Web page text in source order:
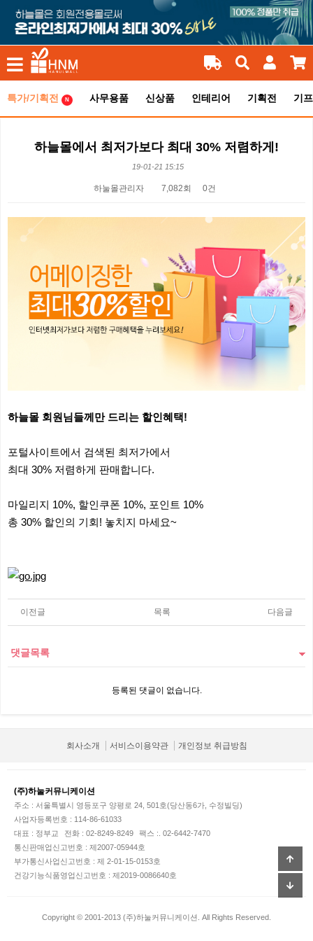
특가/기획전 N 사무용품 신상품 인테리어 기획전 기
하늘몰에서 최저가보다 최대 30% 저렴하게!
19-01-21 15:15
하눌몰관리자 7,082회 0건
하늘몰 회원님들께만 드리는 할인혜택!
포털사이트에서 검색된 최저가에서
최대 30% 저렴하게 판매합니다.
마일리지 10%, 할인쿠폰 10%, 포인트 10%
총 30% 할인의 기회! 놓치지 마세요~
이전글 다음글
목록
댓글목록
등록된 댓글이 없습니다.
회사소개 서비스이용약관 개인정보 취급방침
(주)하눌커뮤니케이션
주소 : 서울특별시 영등포구 양평로 24, 501호(당산동6가, 수정빌딩)
사업자등록번호 : 114-86-61033
대표 : 정부교
전화 : 02-8249-8249
팩스 :. 02-6442-7470
통신판매업신고번호 : 제2007-05944호
부가통신사업신고번호 : 제 2-01-15-0153호
건강기능식품영업신고번호 : 제2019-0086640호
Copyright © 2001-2013 (주)하눌커뮤니케이션. All Rights Reserved.